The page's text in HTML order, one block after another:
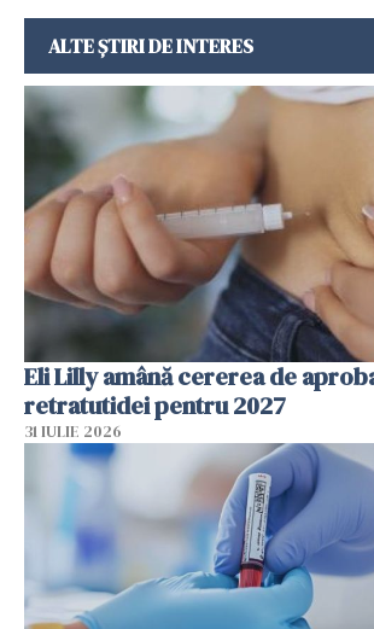
ALTE ȘTIRI DE INTERES
Eli Lilly amână cererea de
retratutidei pentru 2027
31 IULIE 2026